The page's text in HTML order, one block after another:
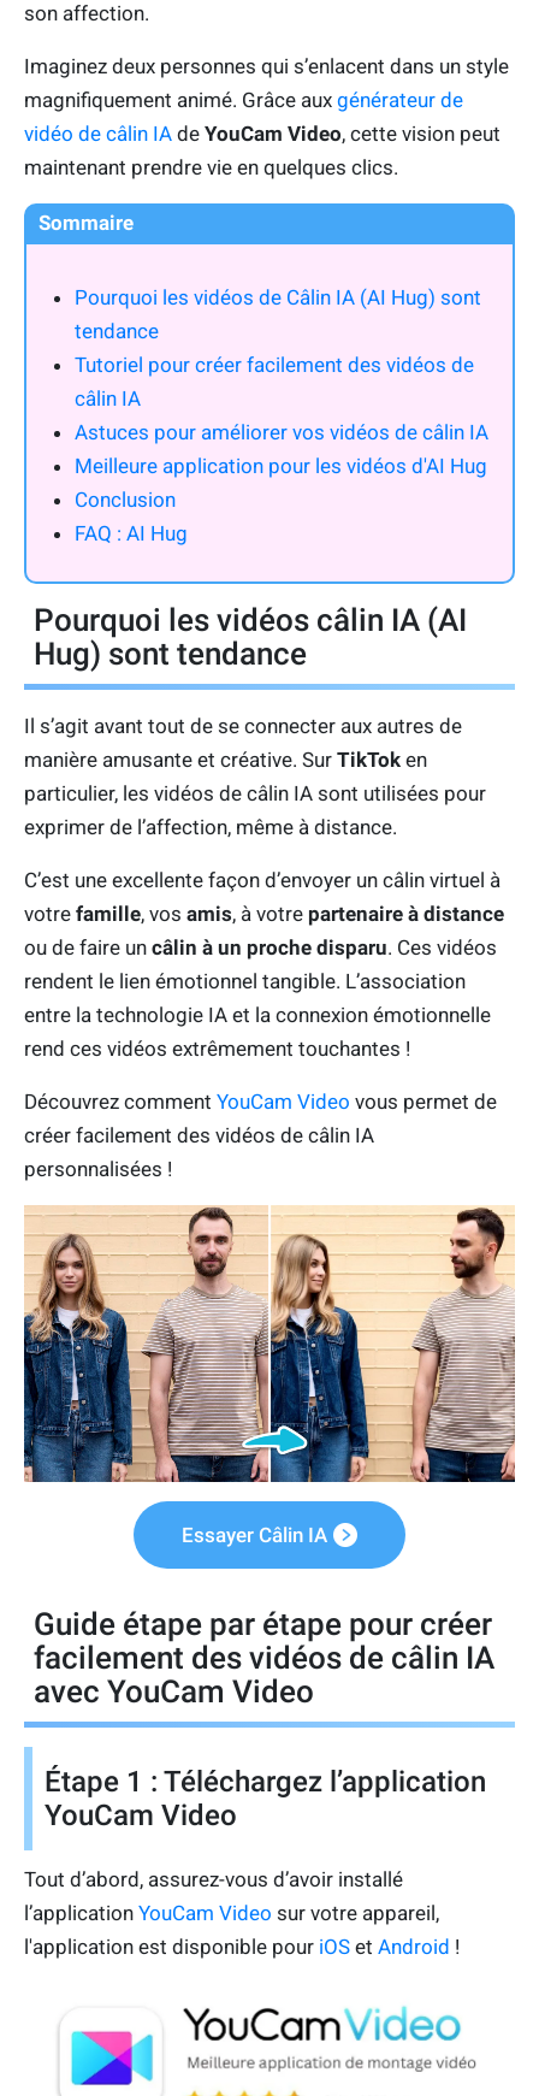
son affection.
Imaginez deux personnes qui s’enlacent dans un style
magnifiquement animé. Grâce aux générateur de
vidéo de câlin IA de YouCam Video, cette vision peut
maintenant prendre vie en quelques clics.
Sommaire
Pourquoi les vidéos de Câlin IA (AI Hug) sont
tendance
Tutoriel pour créer facilement des vidéos de
câlin IA
Astuces pour améliorer vos vidéos de câlin IA
Meilleure application pour les vidéos d'AI Hug
Conclusion
FAQ : AI Hug
Pourquoi les vidéos câlin IA (AI
Hug) sont tendance
Il s’agit avant tout de se connecter aux autres de
manière amusante et créative. Sur TikTok en
particulier, les vidéos de câlin IA sont utilisées pour
exprimer de l’affection, même à distance.
C’est une excellente façon d’envoyer un câlin virtuel à
votre famille, vos amis, à votre partenaire à distance
ou de faire un câlin à un proche disparu. Ces vidéos
rendent le lien émotionnel tangible. L’association
entre la technologie IA et la connexion émotionnelle
rend ces vidéos extrêmement touchantes !
Découvrez comment YouCam Video vous permet de
créer facilement des vidéos de câlin IA
personnalisées !
Essayer Câlin IA
Guide étape par étape pour créer
facilement des vidéos de câlin IA
avec YouCam Video
Étape 1 : Téléchargez l’application
YouCam Video
Tout d’abord, assurez-vous d’avoir installé
l’application YouCam Video sur votre appareil,
l'application est disponible pour iOS et Android !